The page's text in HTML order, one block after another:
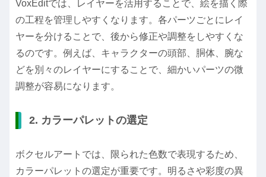
VoxEditでは、レイヤーを活用することで、絵を描く際
の工程を管理しやすくなります。各パーツごとにレイ
ヤーを分けることで、後から修正や調整をしやすくな
るのです。例えば、キャラクターの頭部、胴体、腕な
どを別々のレイヤーにすることで、細かいパーツの微
調整が容易になります。
2. カラーパレットの選定
ボクセルアートでは、限られた色数で表現するため、
カラーパレットの選定が重要です。明るさや彩度の異